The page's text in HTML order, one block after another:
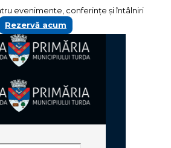
evenimente, conferințe și întâlniri
Rezervă acum